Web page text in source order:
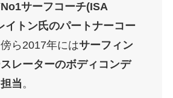
サーフコーチ(ISA
イトン氏のパートナーコー
ら2017年にはサーフィン
レーターのボディコンデ
当。